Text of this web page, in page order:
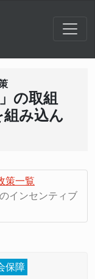
の取組
み込ん
策一覧
インセンティブ
保障